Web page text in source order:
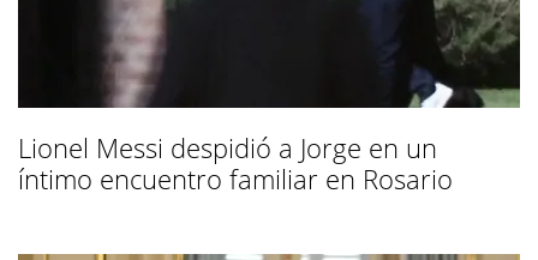
Lionel Messi despidió a Jorge en un
íntimo encuentro familiar en Rosario